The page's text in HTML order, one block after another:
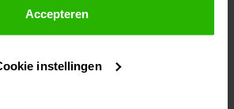
voor social media en
te plaatsen.
in onsprivacybeleid
Accepteren
instellingen